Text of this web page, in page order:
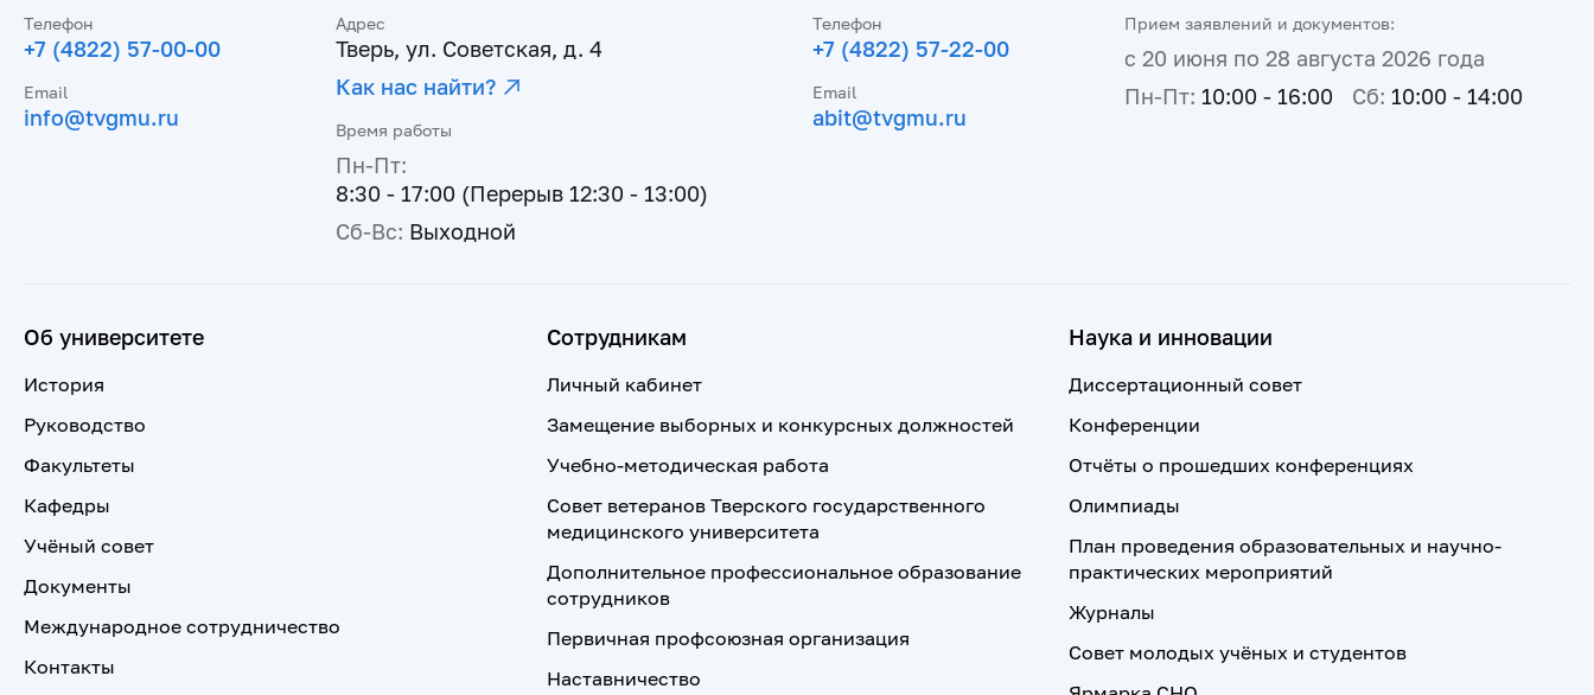
Телефон
+7 (4822) 57-00-00
Email
info@tvgmu.ru
Адрес
Тверь, ул. Советская, д. 4
Как нас найти?
Время работы
Пн-Пт:
8:30 - 17:00 (Перерыв 12:30 - 13:00)
Сб-Вс: Выходной
Телефон
+7 (4822) 57-22-00
Email
abit@tvgmu.ru
Прием заявлений и документов:
с 20 июня по 28 августа 2026 года
Пн-Пт: 10:00 - 16:00 Сб: 10:00 - 14:00
Об университете
История
Руководство
Факультеты
Кафедры
Учёный совет
Документы
Международное сотрудничество
Контакты
Сотрудникам
Личный кабинет
Замещение выборных и конкурсных должностей
Учебно-методическая работа
Совет ветеранов Тверского государственного
медицинского университета
Дополнительное профессиональное образование
сотрудников
Первичная профсоюзная организация
Наставничество
Наука и инновации
Диссертационный совет
Конференции
Отчёты о прошедших конференциях
Олимпиады
План проведения образовательных и научно-
практических мероприятий
Журналы
Совет молодых учёных и студентов